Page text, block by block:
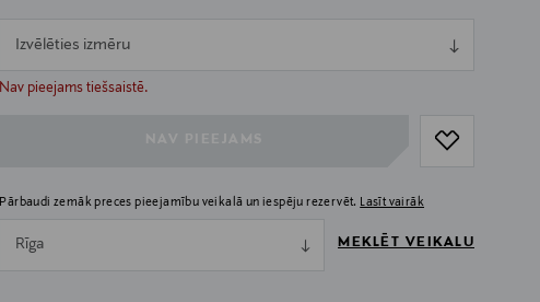
Izvēlēties izmēru
Nav pieejams tiešsaistē.
null
Pārbaudi zemāk preces pieejamību veikalā un iespēju rezervēt. Lasīt vairāk
Rīga MEKLĒT VEIKALU